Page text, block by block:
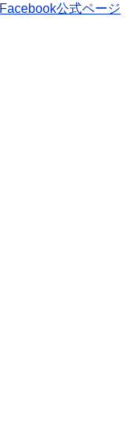
Facebook公式ページ